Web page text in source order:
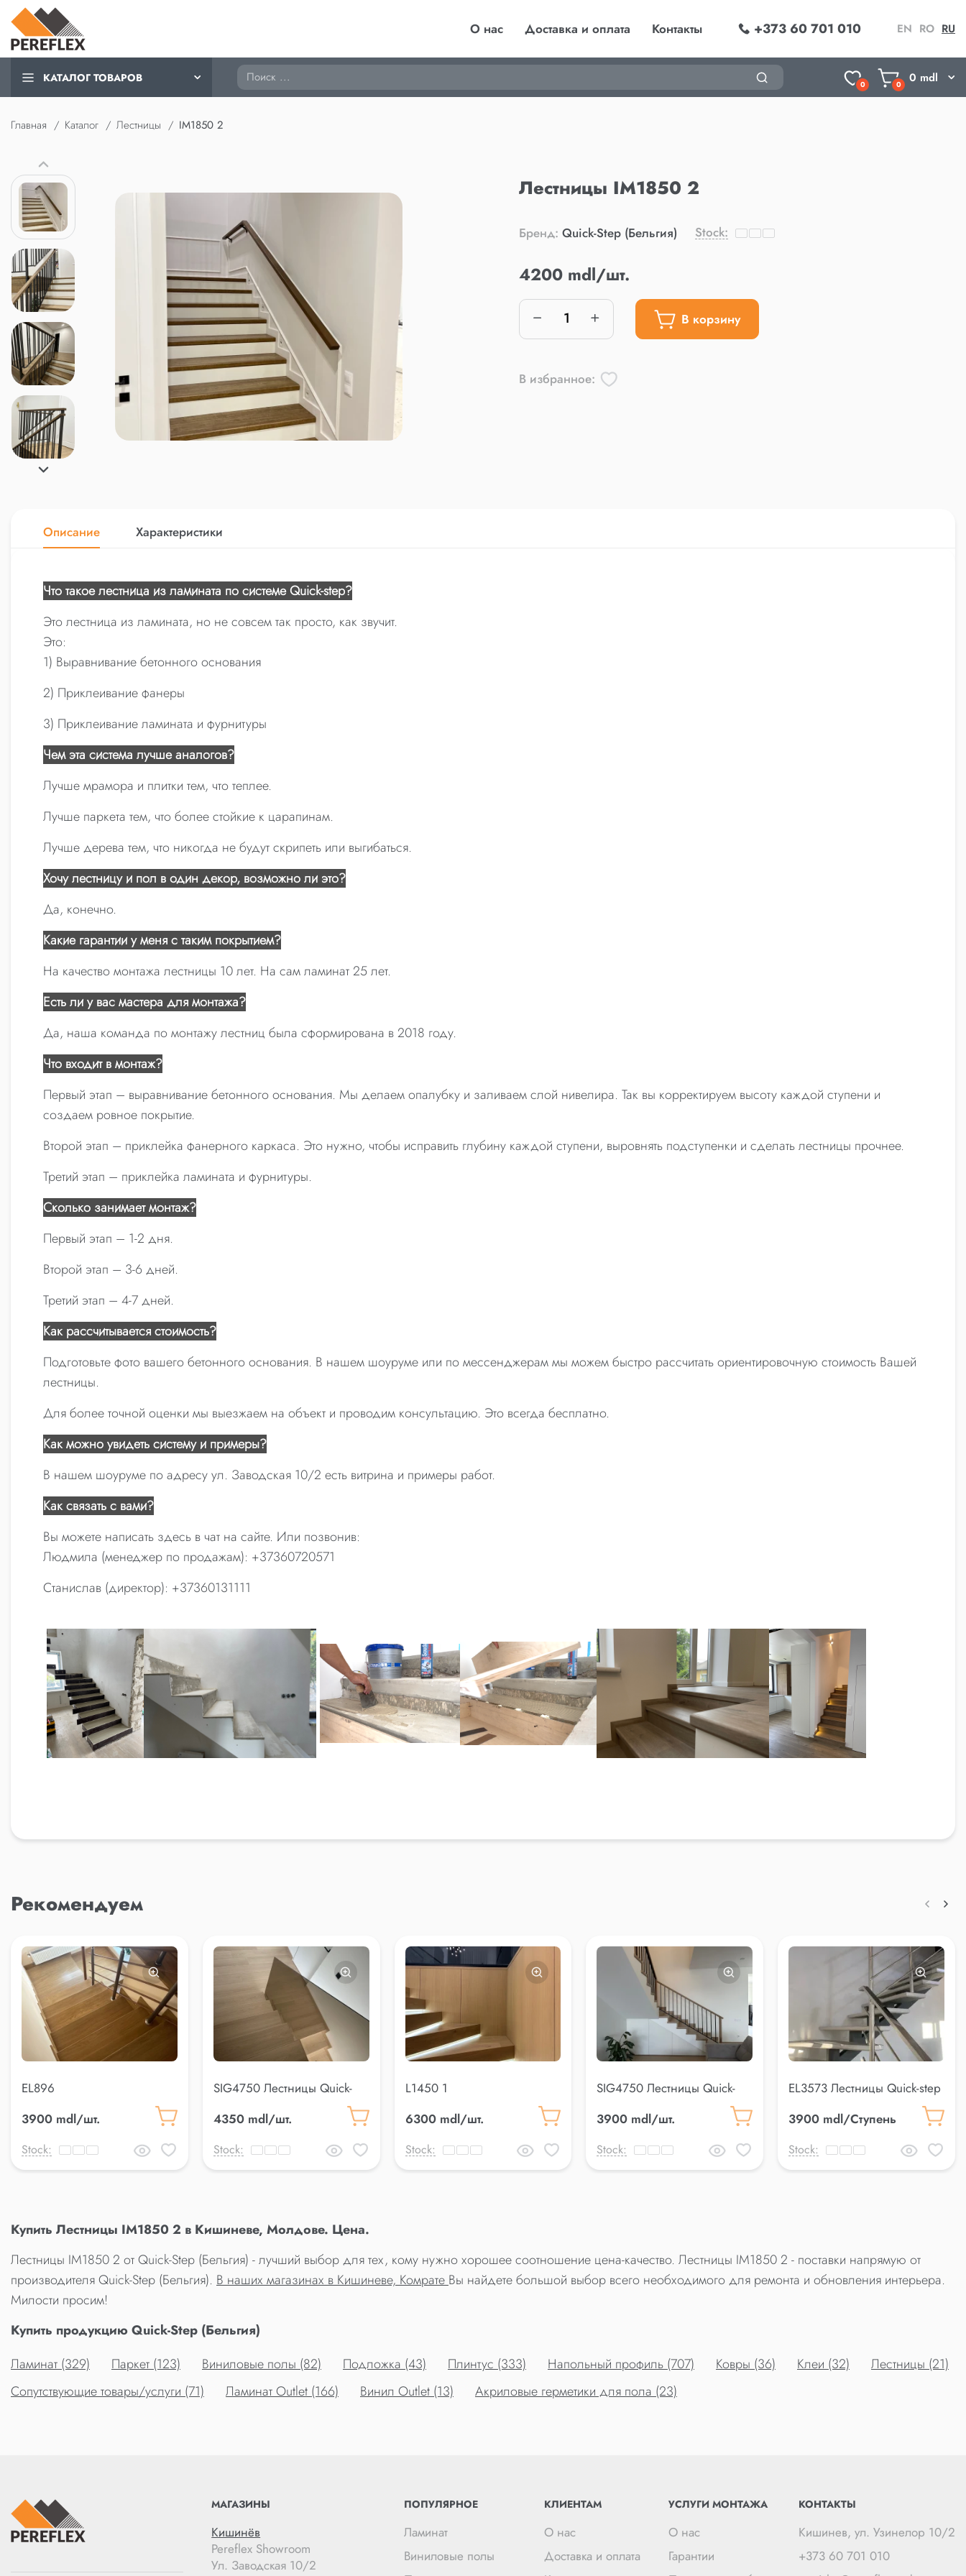
О нас Доставка и оплата Контакты +373 60 701 010 EN RO RU
КАТАЛОГ ТОВАРОВ Поиск
0 0 0 mdl
Главная Каталог Лестницы IM1850 2
Лестницы IM1850 2
Бренд: Quick-Step (Бельгия) Stock:
4200 mdl/шт.
В корзину
В избранное:
Описание Характеристики
Что такое лестница из ламината по системе Quick-step?
Это лестница из ламината, но не совсем так просто, как звучит.
Это:
1) Выравнивание бетонного основания
2) Приклеивание фанеры
3) Приклеивание ламината и фурнитуры
Чем эта система лучше аналогов?
Лучше мрамора и плитки тем, что теплее.
Лучше паркета тем, что более стойкие к царапинам.
Лучше дерева тем, что никогда не будут скрипеть или выгибаться.
Хочу лестницу и пол в один декор, возможно ли это?
Да, конечно.
Какие гарантии у меня с таким покрытием?
На качество монтажа лестницы 10 лет. На сам ламинат 25 лет.
Есть ли у вас мастера для монтажа?
Да, наша команда по монтажу лестниц была сформирована в 2018 году.
Что входит в монтаж?
Первый этап – выравнивание бетонного основания. Мы делаем опалубку и заливаем слой нивелира. Так вы корректируем высоту каждой ступени и
создаем ровное покрытие.
Второй этап – приклейка фанерного каркаса. Это нужно, чтобы исправить глубину каждой ступени, выровнять подступенки и сделать лестницы прочнее.
Третий этап – приклейка ламината и фурнитуры.
Сколько занимает монтаж?
Первый этап – 1-2 дня.
Второй этап – 3-6 дней.
Третий этап – 4-7 дней.
Как рассчитывается стоимость?
Подготовьте фото вашего бетонного основания. В нашем шоуруме или по мессенджерам мы можем быстро рассчитать ориентировочную стоимость Вашей
лестницы.
Для более точной оценки мы выезжаем на объект и проводим консультацию. Это всегда бесплатно.
Как можно увидеть систему и примеры?
В нашем шоуруме по адресу ул. Заводская 10/2 есть витрина и примеры работ.
Как связать с вами?
Вы можете написать здесь в чат на сайте. Или позвонив:
Людмила (менеджер по продажам): +37360720571
Станислав (директор): +37360131111
Рекомендуем
EL896
3900 mdl/шт.
Stock:
SIG4750 Лестницы Quick-
4350 mdl/шт.
Stock:
L1450 1
6300 mdl/шт.
Stock:
SIG4750 Лестницы Quick-
3900 mdl/шт.
Stock:
EL3573 Лестницы Quick-step
3900 mdl/Ступень
Stock:
Купить Лестницы IM1850 2 в Кишиневе, Молдове. Цена.
Лестницы IM1850 2 от Quick-Step (Бельгия) - лучший выбор для тех, кому нужно хорошее соотношение цена-качество. Лестницы IM1850 2 - поставки напрямую от
производителя Quick-Step (Бельгия). В наших магазинах в Кишиневе, Комрате Вы найдете большой выбор всего необходимого для ремонта и обновления интерьера.
Милости просим!
Купить продукцию Quick-Step (Бельгия)
Ламинат (329)
Паркет (123) Виниловые полы (82) Подложка (43) Плинтус (333) Напольный профиль (707) Ковры (36) Клеи (32)
Лестницы (21)
Сопутствующие товары/услуги (71)
Ламинат Outlet (166) Винил Outlet (13) Акриловые герметики для пола (23)
МАГАЗИНЫ
Кишинёв
Pereflex Showroom
Ул. Заводская 10/2
ПОПУЛЯРНОЕ
Ламинат
Виниловые полы
КЛИЕНТАМ
О нас
Доставка и оплата
УСЛУГИ МОНТАЖА
О нас
Гарантии
КОНТАКТЫ
Кишинев, ул. Узинелор 10/2
+373 60 701 010